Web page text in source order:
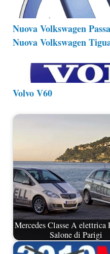
Nuova Volkswagen
Nuova Volkswagen
Volvo V60
Mercedes Classe A elettrica
Salone di Parigi